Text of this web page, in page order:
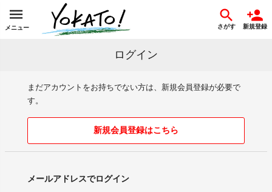
メニュー さがす 新規登録
ログイン
まだアカウントをお持ちでない方は、新規会員登録が必要で
す。
新規会員登録はこちら
メールアドレスでログイン